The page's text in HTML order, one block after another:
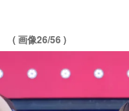
( 画像26/56 )